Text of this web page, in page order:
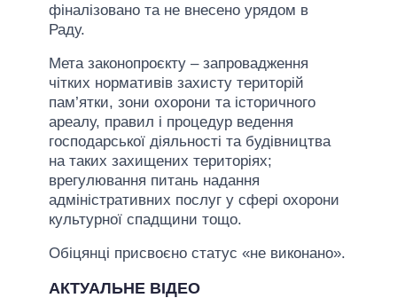
фіналізовано та не внесено урядом в
Раду.
Мета законопроєкту – запровадження
чітких нормативів захисту територій
пам’ятки, зони охорони та історичного
ареалу, правил і процедур ведення
господарської діяльності та будівництва
на таких захищених територіях;
врегулювання питань надання
адміністративних послуг у сфері охорони
культурної спадщини тощо.
Обіцянці присвоєно статус «не виконано».
АКТУАЛЬНЕ ВІДЕО